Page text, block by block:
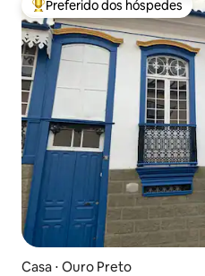
Entre os melhores preferidos
Preferido dos hóspedes
Casa ⋅ Ouro Preto